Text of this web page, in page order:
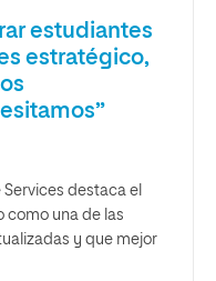
estudiantes
estratégico,
destaca el
como una de las
y que mejor